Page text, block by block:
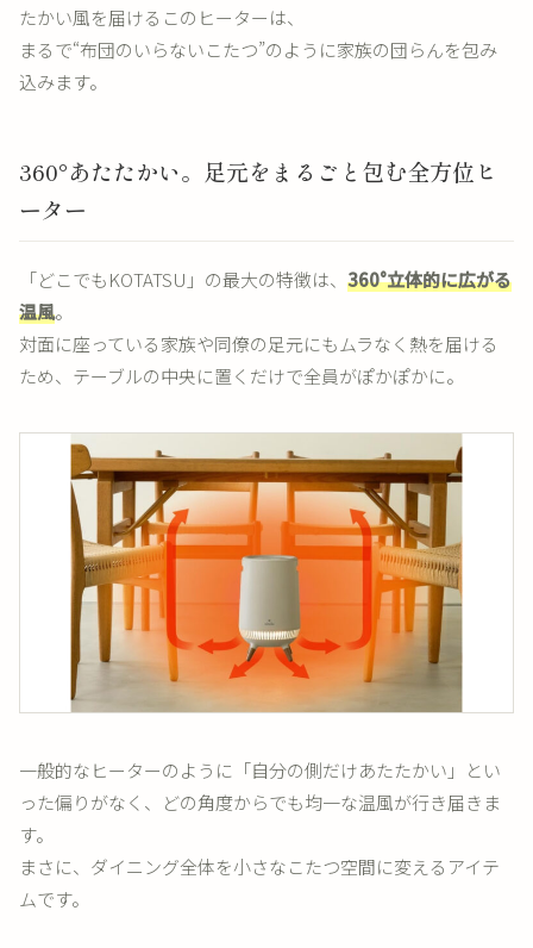
たかい風を届けるこのヒーターは、
まるで“布団のいらないこたつ”のように家族の団らんを包み
込みます。
360°あたたかい。足元をまるごと包む全方位ヒ
ーター
「どこでもKOTATSU」の最大の特徴は、 360°立体的に広がる
温風。
対面に座っている家族や同僚の足元にもムラなく熱を届ける
ため、テーブルの中央に置くだけで全員がぽかぽかに。
一般的なヒーターのように「自分の側だけあたたかい」とい
った偏りがなく、どの角度からでも均一な温風が行き届きま
す。
まさに、ダイニング全体を小さなこたつ空間に変えるアイテ
ムです。